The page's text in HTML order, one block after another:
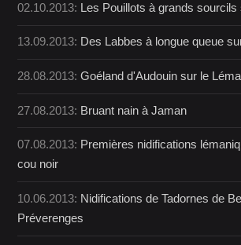
02.10.2013: Les Pouillots à grands
13.09.2013: Des Labbes à longue queue
28.08.2013:Goéland d'Audouin sur le
27.08.2013: Bruant nain à Jaman
07.08.2013: Premières nidifications
cou noir
10.06.2013: Nidifications de Tadornes de
Préverenges